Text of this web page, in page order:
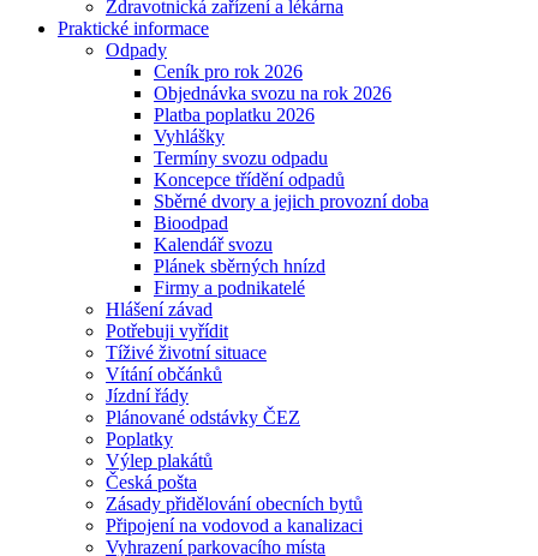
Zdravotnická zařízení a lékárna
Praktické informace
Odpady
Ceník pro rok 2026
Objednávka svozu na rok 2026
Platba poplatku 2026
Vyhlášky
Termíny svozu odpadu
Koncepce třídění odpadů
Sběrné dvory a jejich provozní doba
Bioodpad
Kalendář svozu
Plánek sběrných hnízd
Firmy a podnikatelé
Hlášení závad
Potřebuji vyřídit
Tíživé životní situace
Vítání občánků
Jízdní řády
Plánované odstávky ČEZ
Poplatky
Výlep plakátů
Česká pošta
Zásady přidělování obecních bytů
Připojení na vodovod a kanalizaci
Vyhrazení parkovacího místa